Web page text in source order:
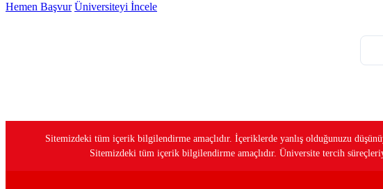
Hemen Başvur Üniversiteyi İncele
Sitemizdeki tüm içerik bilgilendirme amaçlıdır. İçeriklerde yanlış olduğunuzu
Sitemizdeki tüm içerik bilgilendirme amaçlıdır. Üniversite tercih